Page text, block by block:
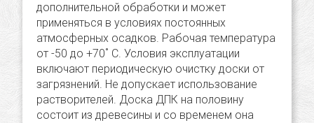
дополнительной обработки и может
применяться в условиях постоянных
атмосферных осадков. Рабочая температура
от -50 до +70˚ C. Условия эксплуатации
включают периодическую очистку доски от
загрязнений. Не допускает использование
растворителей. Доска ДПК на половину
состоит из древесины и со временем она